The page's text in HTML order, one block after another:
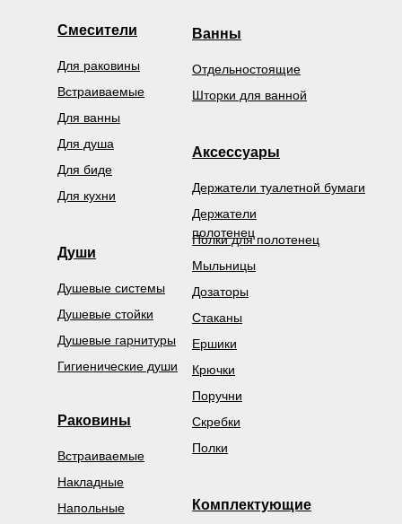
Смесители
Души
Душевые гарнитуры
Душевые системы
Гигиенические души
Поручни
Скребки
Дозаторы
Полки
Стаканы
Ершики
Крючки
Держатели
полотенец
Мыльницы
Держатели туалетной бумаги
Полки для полотенец
Раковины
Встраиваемые
Накладные
Напольные
Встраиваемые
Для биде
Для ванны
Для душа
Для раковины
Для кухни
Ванны
Отдельностоящие
Шторки для ванной
Аксессуары
Комплектующие
Душевые стойки